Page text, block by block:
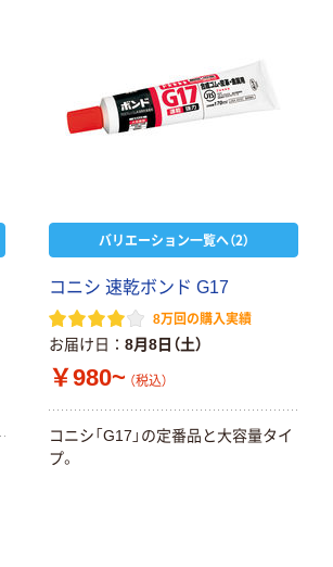
バリエーション一覧へ（2）
コニシ 速乾ボンド G17
8万回の購入実績
お届け日 8月8日（土）
￥980~ （税込）
コニシ「G17」の定番品と大容量タイ
プ。